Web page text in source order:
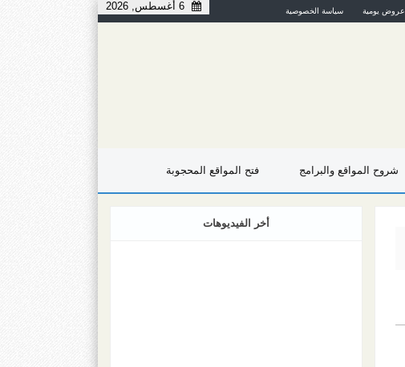
عروض يومية سياسة الخصوصية 6 أغسطس, 2026
شروح المواقع والبرامج فتح المواقع المحجوبة
أخر الفيديوهات